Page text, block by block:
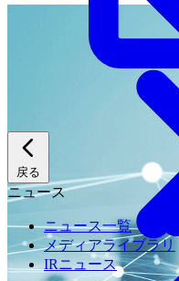
戻る
ニュース
ニュース一覧
メディアライブラリ
IRニュース